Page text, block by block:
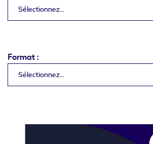
Sélectionnez...
Format :
Sélectionnez...